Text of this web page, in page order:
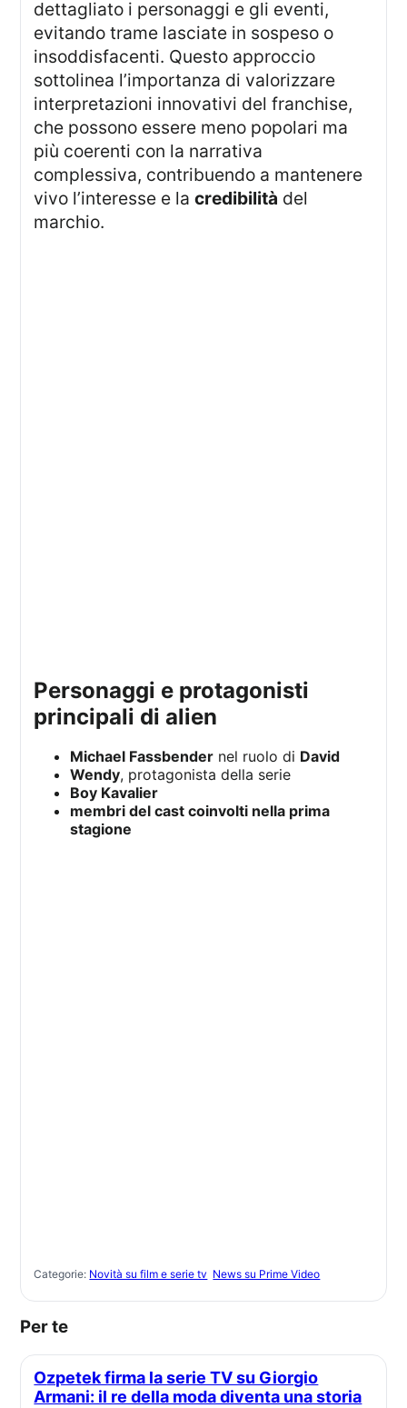
dettagliato i personaggi e gli eventi,
evitando trame lasciate in sospeso o
insoddisfacenti. Questo approccio
sottolinea l’importanza di valorizzare
interpretazioni innovativi del franchise,
che possono essere meno popolari ma
più coerenti con la narrativa
complessiva, contribuendo a mantenere
vivo l’interesse e lacredibilità del
marchio.
personaggi e protagonisti
principali di alien
Michael Fassbender nel ruolo di David
Wendy, protagonista della serie
Boy Kavalier
membri del cast coinvolti nella prima
stagione
Categorie: Novità su film e serie tv News su Prime Video
Per te
Ozpetek firma la serie TV su Giorgio
Armani: il re della moda diventa una storia